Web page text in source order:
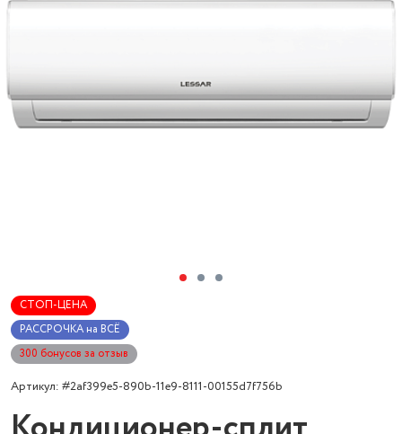
СТОП-ЦЕНА
РАССРОЧКА на ВСЁ
300 бонусов за отзыв
Артикул: #2af399e5-890b-11e9-8111-00155d7f756b